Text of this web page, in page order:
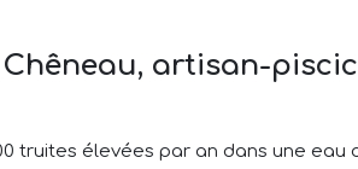
Chêneau, artisan-
truites élevées par an dans une eau